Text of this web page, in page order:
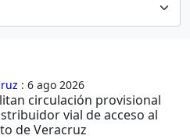
: 6 ago 2026
circulación provisional
vial de acceso al
de Veracruz